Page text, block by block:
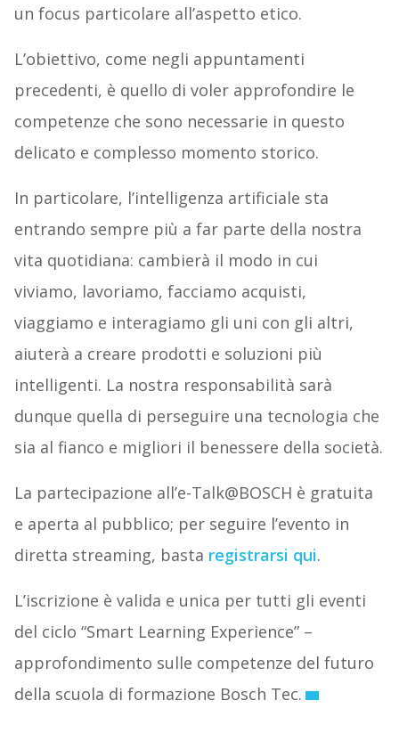
un focus particolare all’aspetto etico.
L’obiettivo, come negli appuntamenti
precedenti, è quello di voler approfondire le
competenze che sono necessarie in questo
delicato e complesso momento storico.
In particolare, l’intelligenza artificiale sta
entrando sempre più a far parte della nostra
vita quotidiana: cambierà il modo in cui
viviamo, lavoriamo, facciamo acquisti,
viaggiamo e interagiamo gli uni con gli altri,
aiuterà a creare prodotti e soluzioni più
intelligenti. La nostra responsabilità sarà
dunque quella di perseguire una tecnologia che
sia al fianco e migliori il benessere della società.
La partecipazione all’e-Talk@BOSCH è gratuita
e aperta al pubblico; per seguire l’evento in
diretta streaming, basta registrarsi qui.
L’iscrizione è valida e unica per tutti gli eventi
del ciclo “Smart Learning Experience” –
approfondimento sulle competenze del futuro
della scuola di formazione Bosch Tec.